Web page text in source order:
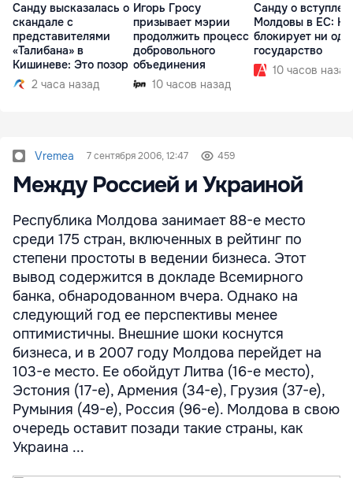
Санду высказалась о
скандале с
представителями
«Талибана» в
Кишиневе: Это позор
2 часа назад
Игорь Гросу
призывает мэрии
продолжить процесс
добровольного
объединения
10 часов назад
Санду о
Молдовы в ЕС:
блокирует ни
государство
10 часов назад
Vremea 7 сентября 2006, 12:47 459
Между Россией и Украиной
Республика Молдова занимает 88-е место
среди 175 стран, включенных в рейтинг по
степени простоты в ведении бизнеса. Этот
вывод содержится в докладе Всемирного
банка, обнародованном вчера. Однако на
следующий год ее перспективы менее
оптимистичны. Внешние шоки коснутся
бизнеса, и в 2007 году Молдова перейдет на
103-е место. Ее обойдут Литва (16-е место),
Эстония (17-е), Армения (34-е), Грузия (37-е),
Румыния (49-е), Россия (96-е). Молдова в свою
очередь оставит позади такие страны, как
Украина ...